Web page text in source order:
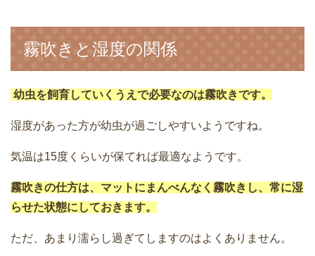
霧吹きと湿度の関係
幼虫を飼育していくうえで必要なのは霧吹きです。
湿度があった方が幼虫が過ごしやすいようですね。
気温は15度くらいが保てれば最適なようです。
霧吹きの仕方は、マットにまんべんなく霧吹きし、常に湿
らせた状態にしておきます。
ただ、あまり濡らし過ぎてしますのはよくありません。